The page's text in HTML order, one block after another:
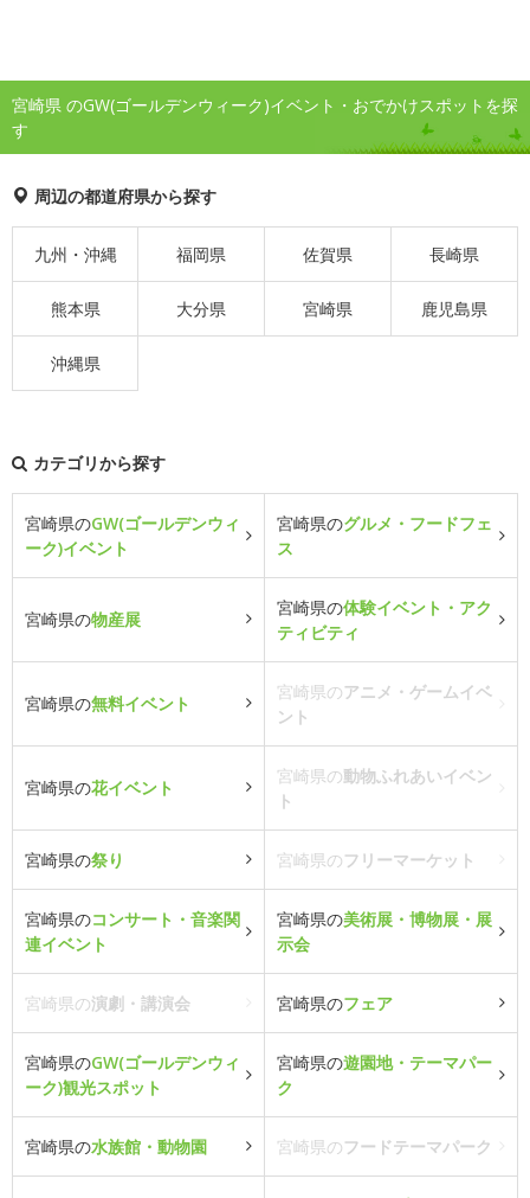
宮崎県 のGW(ゴールデンウィーク)イベント・おでかけスポットを探
す
周辺の都道府県から探す
九州・沖縄 福岡県 佐賀県 長崎県
熊本県 大分県 宮崎県 鹿児島県
沖縄県
カテゴリから探す
宮崎県のGW(ゴールデンウィ
ーク)イベント
宮崎県のグルメ・フードフェ
ス
宮崎県の物産展
宮崎県の体験イベント・アク
ティビティ
宮崎県の無料イベント
宮崎県のアニメ・ゲームイベ
ント
宮崎県の花イベント
宮崎県の動物ふれあいイベン
ト
宮崎県の祭り 宮崎県のフリーマーケット
宮崎県のコンサート・音楽関
連イベント
宮崎県の美術展・博物展・展
示会
宮崎県の演劇・講演会 宮崎県のフェア
宮崎県のGW(ゴールデンウィ
ーク)観光スポット
宮崎県の遊園地・テーマパー
ク
宮崎県の水族館・動物園 宮崎県のフードテーマパーク